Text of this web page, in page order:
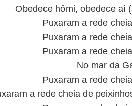
Obedece hômi, obedece aí
Puxaram a rede
Puxaram a rede
Puxaram a rede
No mar da
Puxaram a rede
a rede cheia de